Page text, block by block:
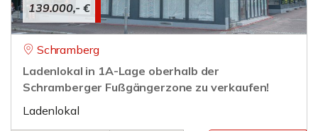
139.000,- €
Schramberg
Ladenlokal in 1A-Lage oberhalb der
Schramberger Fußgängerzone zu verkaufen!
Ladenlokal